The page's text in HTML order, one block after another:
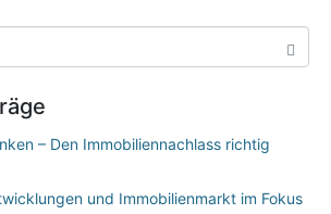
– Den Immobiliennachlass richtig
und Immobilienmarkt im Fokus